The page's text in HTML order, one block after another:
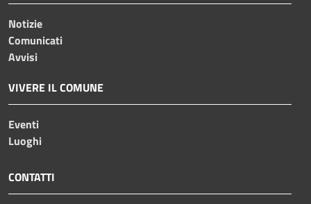
Notizie
Comunicati
Avvisi
VIVERE IL COMUNE
Eventi
Luoghi
CONTATTI